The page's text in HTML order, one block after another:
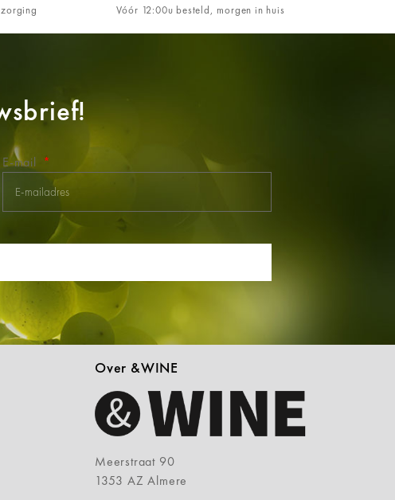
Vóór 12:00u besteld, morgen in huis
E-mail
Over &WINE
Meerstraat 90
1353 AZ Almere